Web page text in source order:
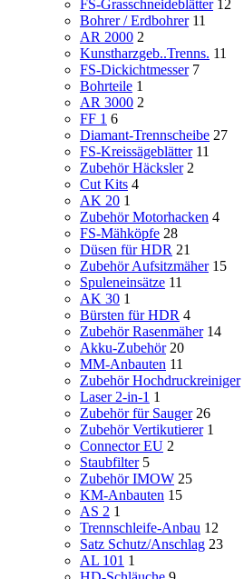
FS-Grasschneideblätter 12
Bohrer / Erdbohrer 11
AR 2000 2
Kunstharzgeb..Trenns. 11
FS-Dickichtmesser 7
Bohrteile 1
AR 3000 2
FF 1 6
Diamant-Trennscheibe 27
FS-Kreissägeblätter 11
Zubehör Häcksler 2
Cut Kits 4
AK 20 1
Zubehör Motorhacken 4
FS-Mähköpfe 28
Düsen für HDR 21
Zubehör Aufsitzmäher 15
Spuleneinsätze 11
AK 30 1
Bürsten für HDR 4
Zubehör Rasenmäher 14
Akku-Zubehör 20
MM-Anbauten 11
Zubehör Hochdruckreiniger
Laser 2-in-1 1
Zubehör für Sauger 26
Zubehör Vertikutierer 1
Connector EU 2
Staubfilter 5
Zubehör IMOW 25
KM-Anbauten 15
AS 2 1
Trennschleife-Anbau 12
Satz Schutz/Anschlag 23
AL 101 1